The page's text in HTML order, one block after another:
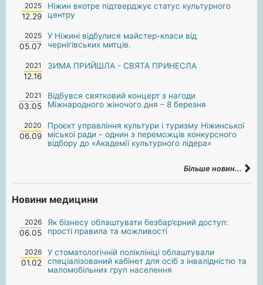
2025
12.29
Ніжин вкотре підтверджує статус культурного
центру
2025
05.07
У Ніжині відбулися майстер-класи від
чернігівських митців.
2021
12.16
ЗИМА ПРИЙШЛА - СВЯТА ПРИНЕСЛА
2021
03.05
Відбувся святковий концерт з нагоди
Міжнародного жіночого дня – 8 березня
2020
06.09
Проєкт управління культури і туризму Ніжинської
міської ради – однин з переможців конкурсного
відбору до «Академії культурного лідера»
Більше новин...
Новини медицини
2026
06.05
Як бізнесу облаштувати безбар’єрний доступ:
прості правила та можливості
2026
01.02
У стоматологічній поліклініці облаштували
спеціалізований кабінет для осіб з інвалідністю та
маломобільних груп населення